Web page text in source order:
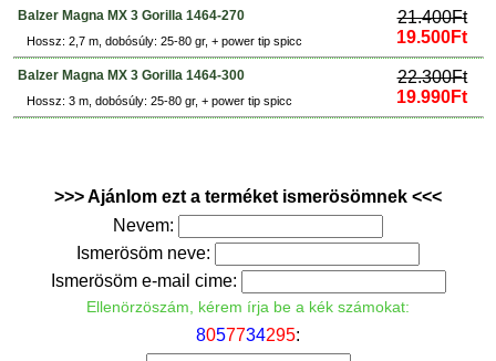
Balzer Magna MX 3 Gorilla 1464-270
21.400Ft
19.500Ft
Hossz: 2,7 m, dobósúly: 25-80 gr, + power tip spicc
Balzer Magna MX 3 Gorilla 1464-300
22.300Ft
19.990Ft
Hossz: 3 m, dobósúly: 25-80 gr, + power tip spicc
>>> Ajánlom ezt a terméket ismerösömnek <<<
Nevem:
Ismerösöm neve:
Ismerösöm e-mail cime:
Ellenörzöszám, kérem írja be a kék számokat:
8057734295: